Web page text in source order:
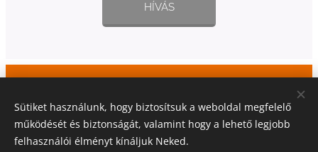
HÍVÁS
Építkezik? Felújít? Segít Önnek a
BOLTÍV!
Sütiket használunk, hogy biztosítsuk a weboldal megfelelő
működését és biztonságát, valamint hogy a lehető legjobb
felhasználói élményt kínáljuk Neked.